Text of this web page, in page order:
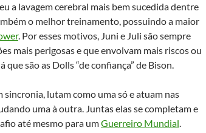
a lavagem cerebral mais bem sucedida dentre
o melhor treinamento, possuindo a maior
. Por esses motivos, Juni e Juli são sempre
mais perigosas e que envolvam mais riscos ou
que são as Dolls “de confiança” de Bison.
sincronia, lutam como uma só e atuam nas
uma à outra. Juntas elas se completam e
até mesmo para umGuerreiro Mundial.